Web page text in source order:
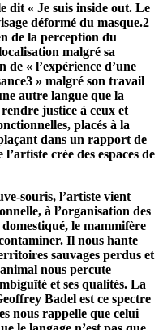
dit « Je suis inside out. Le
déformé du masque.2
de la perception du
malgré sa
« l’expérience d’une
» malgré son travail
autre langue que la
justice à ceux et
placés à la
plaçant dans un rapport de
crée des espaces de
souris, l’artiste vient
à l’organisation des
le mammifère
Il nous hante
sauvages perdus et
nous percute
et ses qualités. La
Badel est ce spectre
nous rappelle que celui